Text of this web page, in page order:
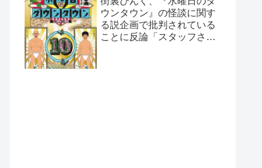
ウンタウン』の怪談に関す
る説企画で批判されている
ことに反論「スタッフさん